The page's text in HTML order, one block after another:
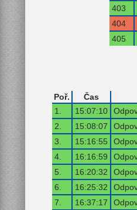
403
404
405
Poř.
Čas
1.
15:07:10
2.
15:08:07
3.
15:16:55
4.
16:16:59
5.
16:20:32
6.
16:25:32
7.
16:37:17